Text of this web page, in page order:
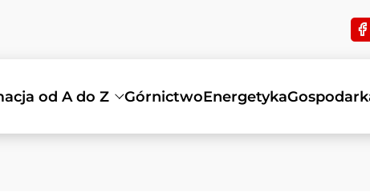
od A do Z GórnictwoEnergetyka